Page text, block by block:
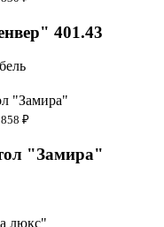
401.43
₽
"Замира"